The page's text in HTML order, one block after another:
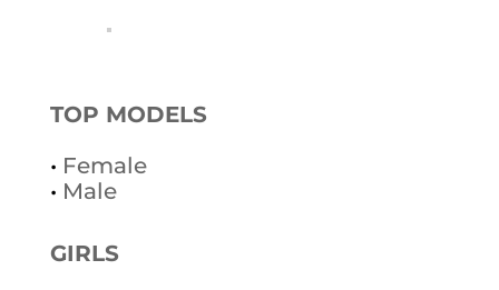
TOP MODELS
• Female
• Male
GIRLS